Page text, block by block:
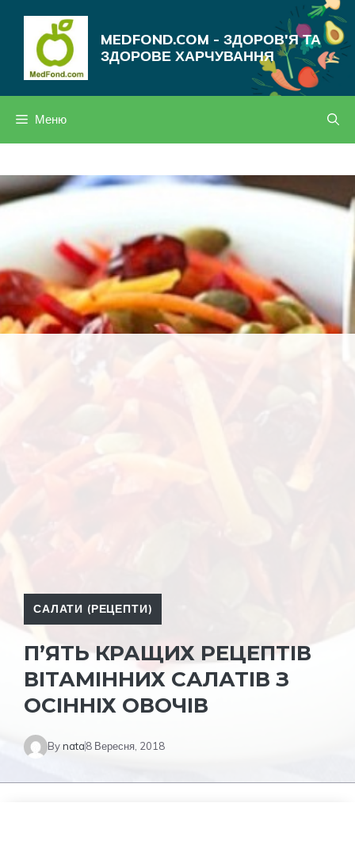
MEDFOND.COM - ЗДОРОВ'Я ТА
ЗДОРОВЕ ХАРЧУВАННЯ
Меню
САЛАТИ (РЕЦЕПТИ)
П’ЯТЬ КРАЩИХ РЕЦЕПТІВ
ВІТАМІННИХ САЛАТІВ З
ОСІННІХ ОВОЧІВ
Bynata8 Вересня, 2018